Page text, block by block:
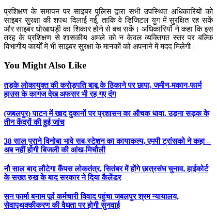
प्रशिक्षण के समापन पर साइबर पुलिस द्वारा सभी उपस्थित अधिकारियों को
साइबर सुरक्षा की शपथ दिलाई गई, ताकि वे डिजिटल युग में सुरक्षित रह सकें
और साइबर धोखाधड़ी का शिकार होने से बच सकें। अधिकारियों ने कहा कि इस
तरह के प्रशिक्षण से शासकीय अमले को न केवल व्यक्तिगत स्तर पर बल्कि
विभागीय कार्यों में भी साइबर सुरक्षा के मानकों को अपनाने में मदद मिलेगी।
You Might Also Like
तड़के लोकायुक्त की करोड़पति बाबू के ठिकाने पर छापा, जमीन-मकान-फार्म
हाउस के कागज देख अफसर भी रह गए दंग
(जबलपुर) पाटन में खाद दुकानों पर प्रशासन का औचक धावा, उड़ना सड़क के
तीन केंद्रों की हुई जांच
38 साल पुराने विनोबा भावे सब-स्टेशन का कायाकल्प, एमपी ट्रांसको ने कहा –
अब नहीं होगी बिजली की आंख-मिचौली
नौ साल बाद लौटेगा कैंपस लोकतंत्र, सितंबर में होंगे छात्रसंघ चुनाव, हाईकोर्ट
के सख्त रुख के बाद सरकार ने दिया कैलेंडर
सन फार्मा बनाम पूर्व कर्मचारी विवाद पहुंचा जबलपुर श्रम न्यायालय,
सेवापृथक्कीकरण की वैधता पर होगी सुनवाई